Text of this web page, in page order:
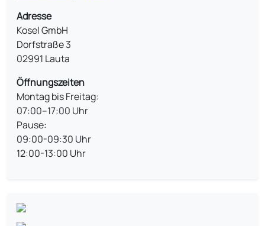
Adresse
Kosel GmbH
Dorfstraße 3
02991 Lauta
Öffnungszeiten
Montag bis Freitag:
07:00–17:00 Uhr
Pause:
09:00-09:30 Uhr
12:00-13:00 Uhr